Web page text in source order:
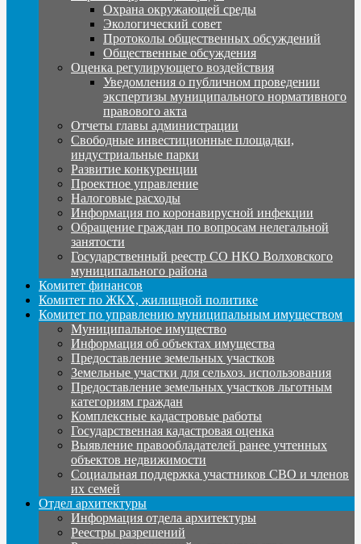
Охрана окружающей среды
Экологический совет
Протоколы общественных обсуждений
Общественные обсуждения
Оценка регулирующего воздействия
Уведомления о публичном проведении
экспертизы муниципального нормативного
правового акта
Отчеты главы администрации
Свободные инвестиционные площадки,
индустриальные парки
Развитие конкуренции
Проектное управление
Налоговые расходы
Информация по коронавирусной инфекции
Обращение граждан по вопросам нелегальной
занятости
Государственный реестр СО НКО Волховского
муниципального района
Комитет финансов
Комитет по ЖКХ, жилищной политике
Комитет по управлению муниципальным имуществом
Муниципальное имущество
Информация об объектах имущества
Предоставление земельных участков
Земельные участки для сельхоз. использования
Предоставление земельных участков льготным
категориям граждан
Комплексные кадастровые работы
Государственная кадастровая оценка
Выявление правообладателей ранее учтенных
объектов недвижимости
Социальная поддержка участников СВО и членов
их семей
Отдел архитектуры
Информация отдела архитектуры
Реестры разрешений